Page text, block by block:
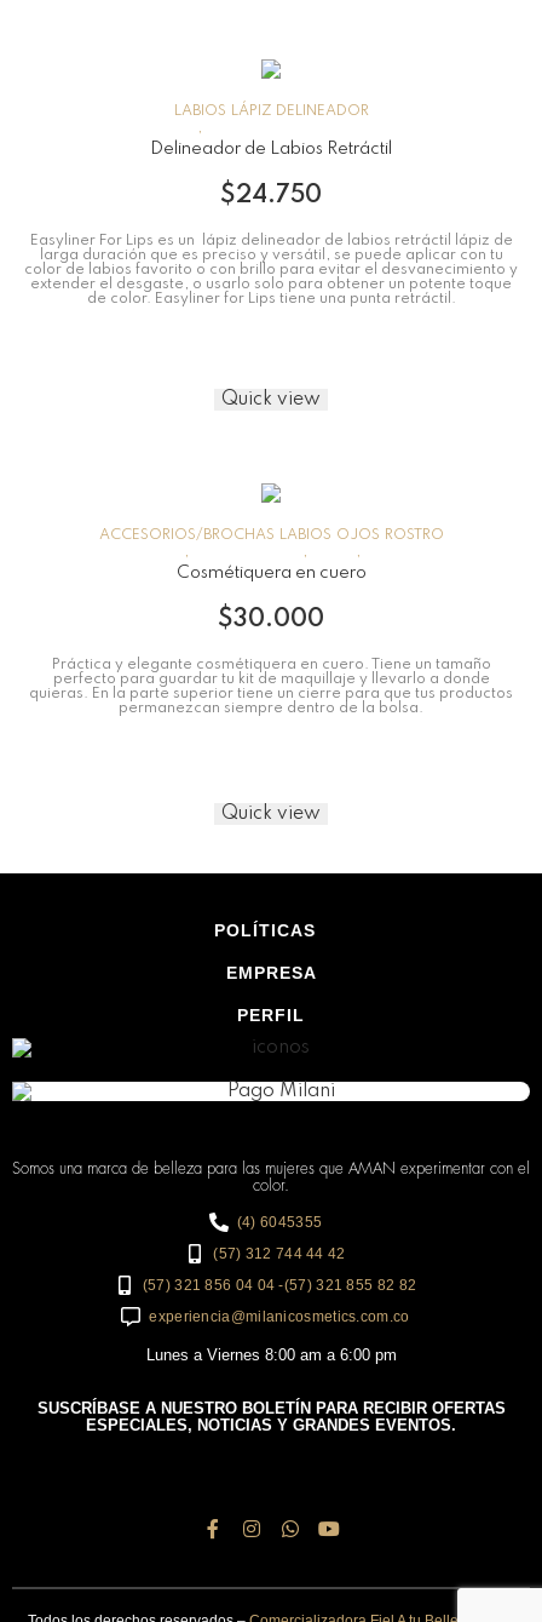
LABIOS LÁPIZ DELINEADOR
Delineador de Labios Retráctil
$24.750
Easyliner For Lips es un lápiz delineador de labios retráctil lápiz de
larga duración que es preciso y versátil, se puede aplicar con tu
color de labios favorito o con brillo para evitar el desvanecimiento y
extender el desgaste, o usarlo solo para obtener un potente toque
de color. Easyliner for Lips tiene una punta retráctil.
Quick view
ACCESORIOS/BROCHAS LABIOS OJOS ROSTRO
Cosmétiquera en cuero
$30.000
Práctica y elegante cosmétiquera en cuero. Tiene un tamaño
perfecto para guardar tu kit de maquillaje y llevarlo a donde
quieras. En la parte superior tiene un cierre para que tus productos
permanezcan siempre dentro de la bolsa.
Quick view
POLÍTICAS
EMPRESA
PERFIL
Somos una marca de belleza para las mujeres que AMAN experimentar con el
color.
(4) 6045355
(57) 312 744 44 42
(57) 321 856 04 04 -(57) 321 855 82 82
experiencia@milanicosmetics.com.co
Lunes a Viernes 8:00 am a 6:00 pm
SUSCRÍBASE A NUESTRO BOLETÍN PARA RECIBIR OFERTAS
ESPECIALES, NOTICIAS Y GRANDES EVENTOS.